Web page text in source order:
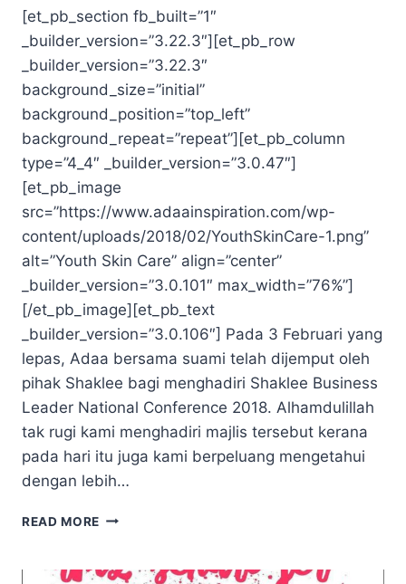
[et_pb_section fb_built=”1″
_builder_version=”3.22.3″][et_pb_row
_builder_version=”3.22.3″
background_size=”initial”
background_position=”top_left”
background_repeat=”repeat”][et_pb_column
type=”4_4″ _builder_version=”3.0.47″]
[et_pb_image
src=”https://www.adaainspiration.com/wp-
content/uploads/2018/02/YouthSkinCare-1.png”
alt=”Youth Skin Care” align=”center”
_builder_version=”3.0.101″ max_width=”76%”]
[/et_pb_image][et_pb_text
_builder_version=”3.0.106″] Pada 3 Februari yang
lepas, Adaa bersama suami telah dijemput oleh
pihak Shaklee bagi menghadiri Shaklee Business
Leader National Conference 2018. Alhamdulillah
tak rugi kami menghadiri majlis tersebut kerana
pada hari itu juga kami berpeluang mengetahui
dengan lebih…
READ MORE SAINS
YOUTH